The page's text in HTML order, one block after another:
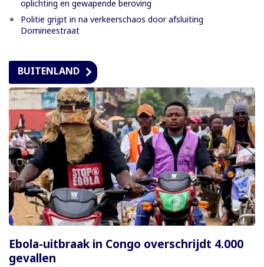
oplichting en gewapende beroving
Politie grijpt in na verkeerschaos door afsluiting
Domineestraat
BUITENLAND
Ebola-uitbraak in Congo overschrijdt 4.000
gevallen